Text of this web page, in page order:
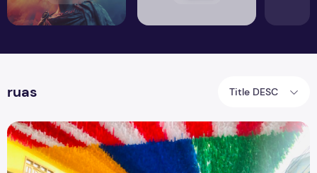
ruas Title DESC
O povo brasileiro e o futebol: identidade, paixão e